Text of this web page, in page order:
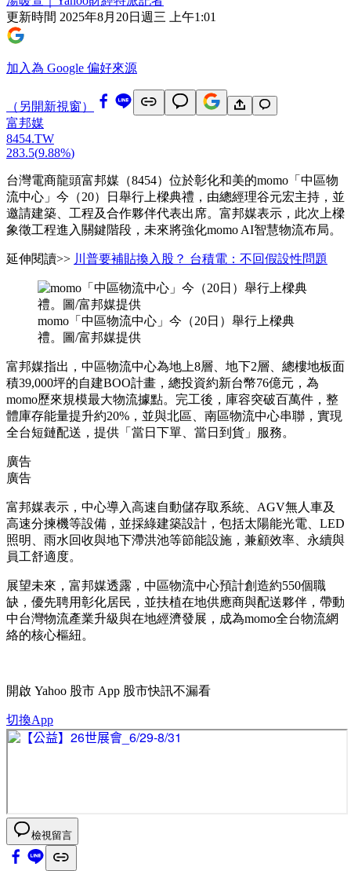
更新時間 2025年8月20日週三 上午1:01
加入為 Google 偏好來源
（另開新視窗）
富邦媒
8454.TW
283.5(9.88%)
台灣電商龍頭富邦媒（8454）位於彰化和美的momo「中區物
流中心」今（20）日舉行上樑典禮，由總經理谷元宏主持，並
邀請建築、工程及合作夥伴代表出席。富邦媒表示，此次上樑
象徵工程進入關鍵階段，未來將強化momo AI智慧物流布局。
延伸閱讀>> 川普要補貼換入股？ 台積電：不回假設性問題
momo「中區物流中心」今（20日）舉行上樑典
禮。圖/富邦媒提供
富邦媒指出，中區物流中心為地上8層、地下2層、總樓地板面
積39,000坪的自建BOO計畫，總投資約新台幣76億元，為
momo歷來規模最大物流據點。完工後，庫容突破百萬件，整
體庫存能量提升約20%，並與北區、南區物流中心串聯，實現
全台短鏈配送，提供「當日下單、當日到貨」服務。
廣告
廣告
富邦媒表示，中心導入高速自動儲存取系統、AGV無人車及
高速分揀機等設備，並採綠建築設計，包括太陽能光電、LED
照明、雨水回收與地下滯洪池等節能設施，兼顧效率、永續與
員工舒適度。
展望未來，富邦媒透露，中區物流中心預計創造約550個職
缺，優先聘用彰化居民，並扶植在地供應商與配送夥伴，帶動
中台灣物流產業升級與在地經濟發展，成為momo全台物流網
絡的核心樞紐。
開啟 Yahoo 股市 App 股市快訊不漏看
切換App
檢視留言